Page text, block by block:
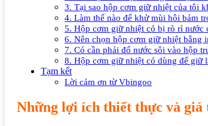
3. Tại sao hộp cơm giữ nhiệt của tôi
4. Làm thế nào để khử mùi hôi bám
5. Hộp cơm giữ nhiệt có bị rò rỉ nước
6. Nên chọn hộp cơm giữ nhiệt bằng
7. Có cần phải đổ nước sôi vào hộp
8. Hộp cơm giữ nhiệt có dùng để giữ
Tạm kết
Lời cảm ơn từ Vbingoo
Những lợi ích thiết thực và